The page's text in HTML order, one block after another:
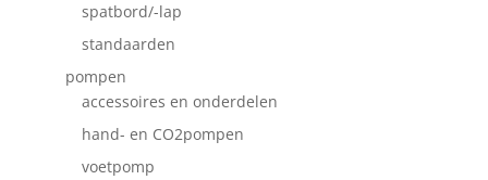
spatbord/-lap
standaarden
pompen
accessoires en onderdelen
hand- en CO2pompen
voetpomp